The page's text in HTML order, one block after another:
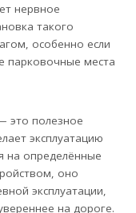
нервное
такого
особенно если
парковочные места
это полезное
эксплуатацию
на определённые
оно
эксплуатации,
на дороге.